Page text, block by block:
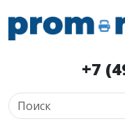
+7